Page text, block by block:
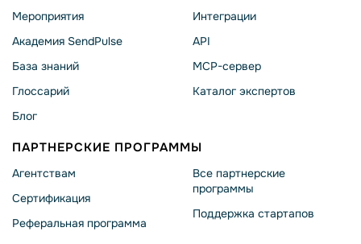
Мероприятия
Академия SendPulse
База знаний
Глоссарий
Блог
Интеграции
API
MCP-сервер
Каталог экспертов
ПАРТНЕРСКИЕ ПРОГРАММЫ
Агентствам
Сертификация
Реферальная программа
Все партнерские
программы
Поддержка стартапов